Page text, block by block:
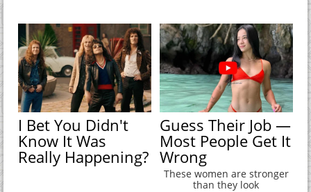
I Bet You Didn't
Know It Was
Really Happening?
Guess Their Job —
Most People Get It
Wrong
These women are stronger
than they look